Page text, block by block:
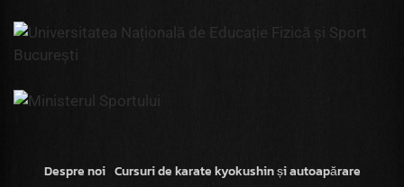
Despre noi Cursuri de karate kyokushin și autoapărare